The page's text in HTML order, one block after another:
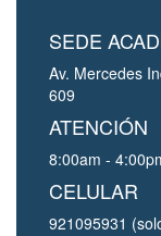
SEDE
Av. Mercedes
609
ATENCIÓN
8:00am -
CELULAR
921095931